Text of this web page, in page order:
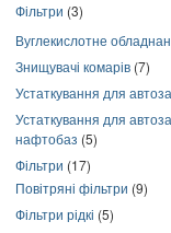
Фільтри (3)
Вуглекислотне
Знищувачі комарів (7)
Устаткування для
Устаткування для
нафтобаз (5)
Фільтри (17)
Повітряні фільтри (9)
Фільтри рідкі (5)